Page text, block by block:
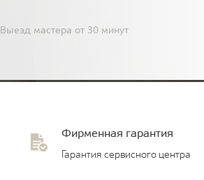
Выезд мастера от 30 минут
Фирменная гарантия
Гарантия сервисного центра